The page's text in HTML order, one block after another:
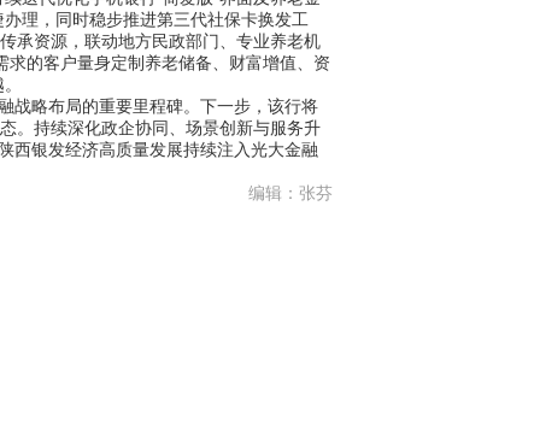
理，同时稳步推进第三代社保卡换发工
承资源，联动地方民政部门、专业养老机
的客户量身定制养老储备、财富增值、资
略布局的重要里程碑。下一步，该行将
。持续深化政企协同、场景创新与服务升
西银发经济高质量发展持续注入光大金融
编辑：张芬